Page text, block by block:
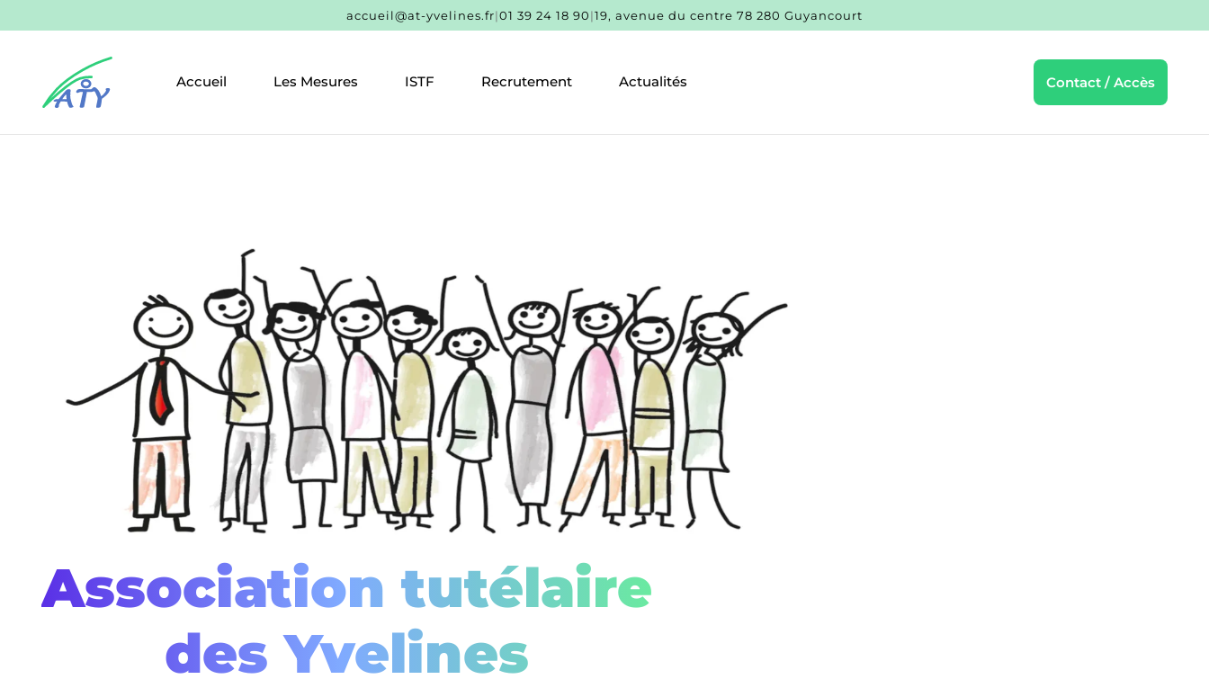
accueil@at-yvelines.fr|01 39 24 18 90|19, avenue du centre 78 280 Guyancourt
Accueil Les Mesures ISTF Recrutement Actualités Contact / Accès
Association tutélaire
des Yvelines